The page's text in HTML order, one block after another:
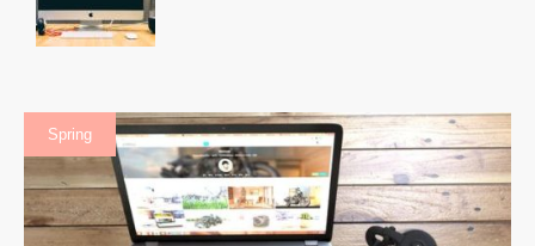
Spring